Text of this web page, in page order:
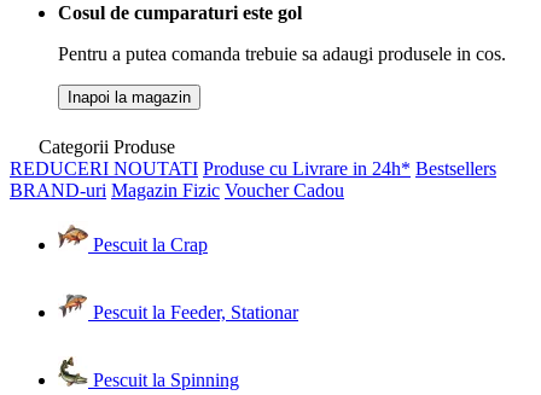
Cosul de cumparaturi este gol
Pentru a putea comanda trebuie sa adaugi produsele in cos.
Inapoi la magazin
Categorii Produse
REDUCERI NOUTATI Produse cu Livrare in 24h* Bestsellers
BRAND-uri Magazin Fizic Voucher Cadou
Pescuit la Crap
Pescuit la Feeder, Stationar
Pescuit la Spinning